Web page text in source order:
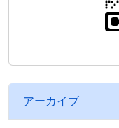
アーカイブ